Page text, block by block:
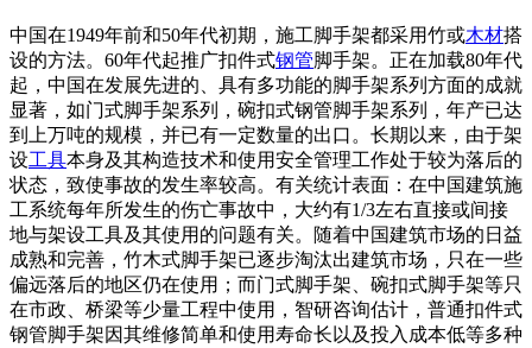
中国在1949年前和50年代初期，施工脚手架都采用竹或木材搭
设的方法。60年代起推广扣件式钢管脚手架。正在加载80年代
起，中国在发展先进的、具有多功能的脚手架系列方面的成就
显著，如门式脚手架系列，碗扣式钢管脚手架系列，年产已达
到上万吨的规模，并已有一定数量的出口。长期以来，由于架
设工具本身及其构造技术和使用安全管理工作处于较为落后的
状态，致使事故的发生率较高。有关统计表面：在中国建筑施
工系统每年所发生的伤亡事故中，大约有1/3左右直接或间接
地与架设工具及其使用的问题有关。随着中国建筑市场的日益
成熟和完善，竹木式脚手架已逐步淘汰出建筑市场，只在一些
偏远落后的地区仍在使用；而门式脚手架、碗扣式脚手架等只
在市政、桥梁等少量工程中使用，智研咨询估计，普通扣件式
钢管脚手架因其维修简单和使用寿命长以及投入成本低等多种